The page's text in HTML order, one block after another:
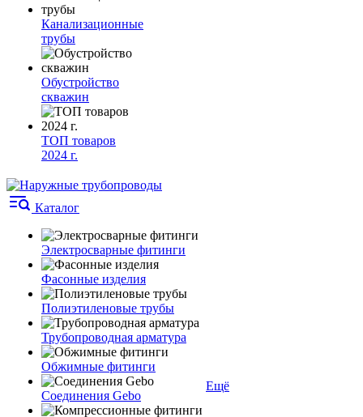
Канализационные
трубы
Обустройство
скважин
ТОП товаров
2024 г.
Каталог
Электросварные фитинги
Фасонные изделия
Полиэтиленовые трубы
Трубопроводная арматура
Обжимные фитинги
Соединения Gebo
Ещё